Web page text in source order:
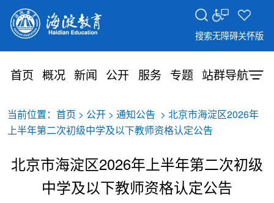
搜索无障碍关怀版
首页 概况 新闻 公开 服务 专题 站群导航
当前位置： 首页 > 公开> 通知公告 > 北京市海淀区2026年
上半年第二次初级中学及以下教师资格认定公告
北京市海淀区2026年上半年第二次初级
中学及以下教师资格认定公告